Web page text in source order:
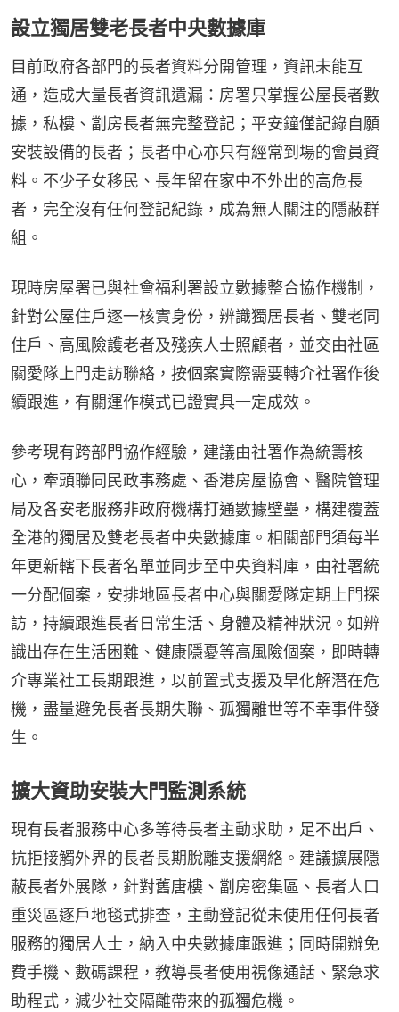
設立獨居雙老長者中央數據庫
目前政府各部門的長者資料分開管理，資訊未能互
通，造成大量長者資訊遺漏：房署只掌握公屋長者數
據，私樓、劏房長者無完整登記；平安鐘僅記錄自願
安裝設備的長者；長者中心亦只有經常到場的會員資
料。不少子女移民、長年留在家中不外出的高危長
者，完全沒有任何登記紀錄，成為無人關注的隱蔽群
組。
現時房屋署已與社會福利署設立數據整合協作機制，
針對公屋住戶逐一核實身份，辨識獨居長者、雙老同
住戶、高風險護老者及殘疾人士照顧者，並交由社區
關愛隊上門走訪聯絡，按個案實際需要轉介社署作後
續跟進，有關運作模式已證實具一定成效。
參考現有跨部門協作經驗，建議由社署作為統籌核
心，牽頭聯同民政事務處、香港房屋協會、醫院管理
局及各安老服務非政府機構打通數據壁壘，構建覆蓋
全港的獨居及雙老長者中央數據庫。相關部門須每半
年更新轄下長者名單並同步至中央資料庫，由社署統
一分配個案，安排地區長者中心與關愛隊定期上門探
訪，持續跟進長者日常生活、身體及精神狀況。如辨
識出存在生活困難、健康隱憂等高風險個案，即時轉
介專業社工長期跟進，以前置式支援及早化解潛在危
機，盡量避免長者長期失聯、孤獨離世等不幸事件發
生。
擴大資助安裝大門監測系統
現有長者服務中心多等待長者主動求助，足不出戶、
抗拒接觸外界的長者長期脫離支援網絡。建議擴展隱
蔽長者外展隊，針對舊唐樓、劏房密集區、長者人口
重災區逐戶地毯式排查，主動登記從未使用任何長者
服務的獨居人士，納入中央數據庫跟進；同時開辦免
費手機、數碼課程，教導長者使用視像通話、緊急求
助程式，減少社交隔離帶來的孤獨危機。